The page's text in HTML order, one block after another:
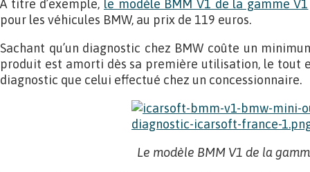
A titre d’exemple, le modèle BMM V1 de la gamme V1
pour les véhicules BMW, au prix de 119 euros.
Sachant qu’un diagnostic chez BMW coûte un
produit est amorti dès sa première utilisation, le tout
diagnostic que celui effectué chez un concessionnaire.
Le modèle BMM V1 de la